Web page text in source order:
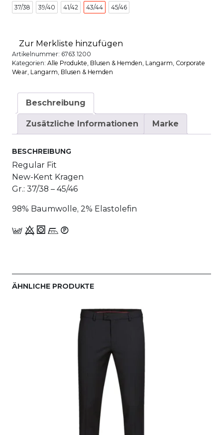
37/38 39/40 41/42 43/44 45/46
Zur Merkliste hinzufügen
Artikelnummer: 6763.1200
Kategorien: Alle Produkte, Blusen & Hemden, Langarm, Corporate
Wear, Langarm, Blusen & Hemden
Beschreibung
Zusätzliche Informationen Marke
BESCHREIBUNG
Regular Fit
New-Kent Kragen
Gr.: 37/38 – 45/46
98% Baumwolle, 2% Elastolefin
c 9 1 n_W
ÄHNLICHE PRODUKTE